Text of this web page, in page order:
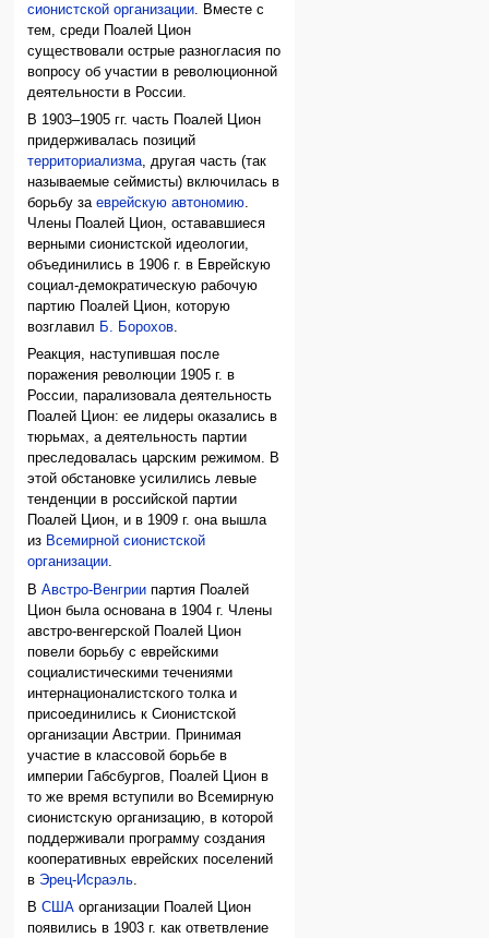
сионистской организации . Вместе с
тем, среди Поалей Цион
существовали острые разногласия по
вопросу об участии в революционной
деятельности в России.
В 1903–1905 гг. часть Поалей Цион
придерживалась позиций
территориализма, другая часть (так
называемые сеймисты) включилась в
борьбу заеврейскую автономию.
Члены Поалей Цион, остававшиеся
верными сионистской идеологии,
объединились в 1906 г. в Еврейскую
социал-демократическую рабочую
партию Поалей Цион, которую
возглавил Б. Борохов.
Реакция, наступившая после
поражения революции 1905 г. в
России, парализовала деятельность
Поалей Цион: ее лидеры оказались в
тюрьмах, а деятельность партии
преследовалась царским режимом. В
этой обстановке усилились левые
тенденции в российской партии
Поалей Цион, и в 1909 г. она вышла
из Всемирной сионистской
организации.
ВАвстро-Венгрии партия Поалей
Цион была основана в 1904 г. Члены
австро-венгерской Поалей Цион
повели борьбу с еврейскими
социалистическими течениями
интернационалистского толка и
присоединились к Сионистской
организации Австрии. Принимая
участие в классовой борьбе в
империи Габсбургов, Поалей Цион в
то же время вступили во Всемирную
сионистскую организацию, в которой
поддерживали программу создания
кооперативных еврейских поселений
в Эрец-Исраэль
ВСША организации Поалей Цион
появились в 1903 г. как ответвление